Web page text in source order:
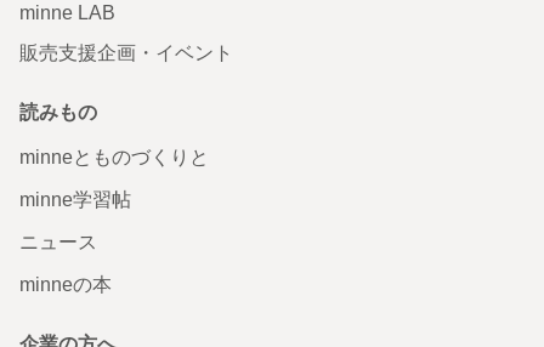
minne LAB
販売支援企画・イベント
読みもの
minneとものづくりと
minne学習帖
ニュース
minneの本